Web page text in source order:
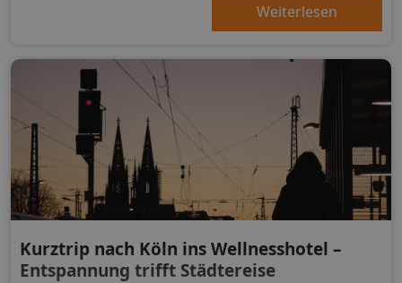
Weiterlesen
Kurztrip nach Köln ins Wellnesshotel –
Entspannung trifft Städtereise